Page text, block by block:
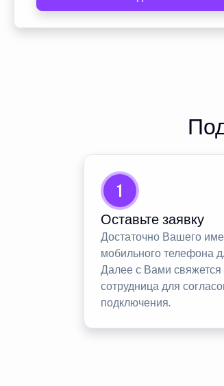
1
Оставьте заявку
Достаточно Вашего
мобильного телефона
Далее с Вами
сотрудница для
подключения.